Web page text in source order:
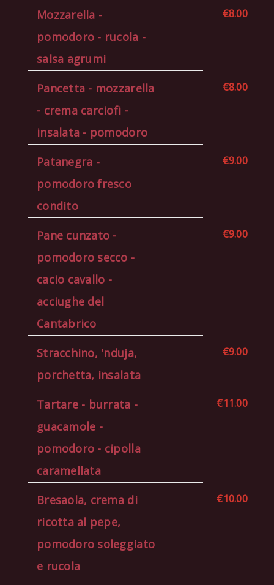
Mozzarella -
pomodoro - rucola -
salsa agrumi
€8.00
Pancetta - mozzarella
- crema carciofi -
insalata - pomodoro
€8.00
Patanegra -
pomodoro fresco
condito
€9.00
Pane cunzato -
pomodoro secco -
cacio cavallo -
acciughe del
Cantabrico
€9.00
Stracchino, 'nduja,
porchetta, insalata
€9.00
Tartare - burrata -
guacamole -
pomodoro - cipolla
caramellata
€11.00
Bresaola, crema di
ricotta al pepe,
pomodoro soleggiato
e rucola
€10.00